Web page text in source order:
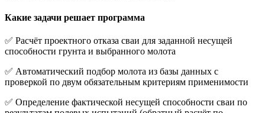
Какие задачи решает программа
✅ Расчёт проектного отказа сваи для заданной несущей
способности грунта и выбранного молота
✅ Автоматический подбор молота из базы данных с
проверкой по двум обязательным критериям применимости
✅ Определение фактической несущей способности сваи по